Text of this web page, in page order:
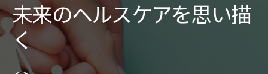
未来のヘルスケアを思い描
く